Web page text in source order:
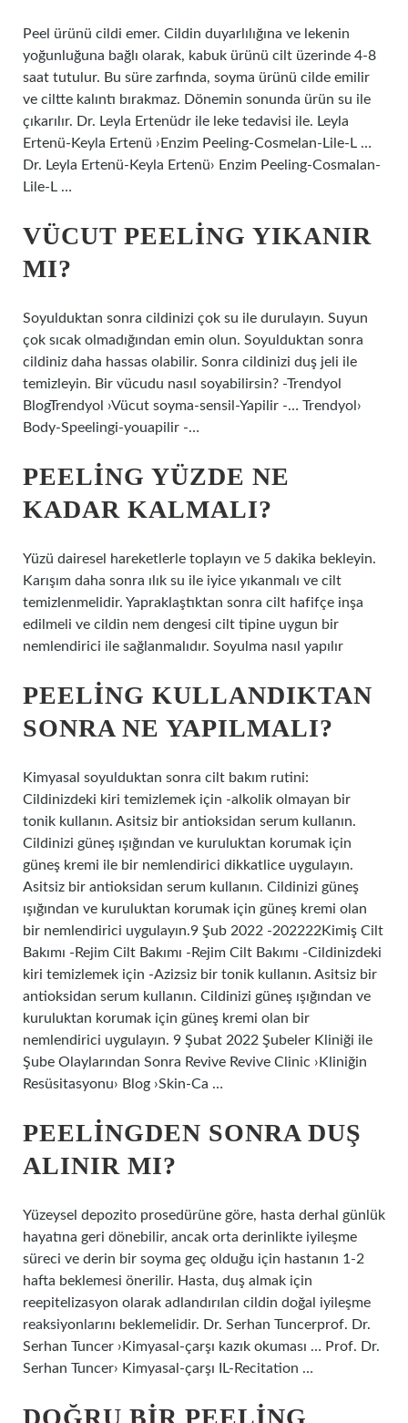
Peel ürünü cildi emer. Cildin duyarlılığına ve lekenin
yoğunluğuna bağlı olarak, kabuk ürünü cilt üzerinde 4-8
saat tutulur. Bu süre zarfında, soyma ürünü cilde emilir
ve ciltte kalıntı bırakmaz. Dönemin sonunda ürün su ile
çıkarılır. Dr. Leyla Ertenüdr ile leke tedavisi ile. Leyla
Ertenü-Keyla Ertenü ›Enzim Peeling-Cosmelan-Lile-L …
Dr. Leyla Ertenü-Keyla Ertenü› Enzim Peeling-Cosmalan-
Lile-L …
VÜCUT PEELING YIKANIR
MI?
Soyulduktan sonra cildinizi çok su ile durulayın. Suyun
çok sıcak olmadığından emin olun. Soyulduktan sonra
cildiniz daha hassas olabilir. Sonra cildinizi duş jeli ile
temizleyin. Bir vücudu nasıl soyabilirsin? -Trendyol
BlogTrendyol ›Vücut soyma-sensil-Yapilir -… Trendyol›
Body-Speelingi-youapilir -…
PEELING YÜZDE NE
KADAR KALMALI?
Yüzü dairesel hareketlerle toplayın ve 5 dakika bekleyin.
Karışım daha sonra ılık su ile iyice yıkanmalı ve cilt
temizlenmelidir. Yapraklaştıktan sonra cilt hafifçe inşa
edilmeli ve cildin nem dengesi cilt tipine uygun bir
nemlendirici ile sağlanmalıdır. Soyulma nasıl yapılır
PEELING KULLANDIKTAN
SONRA NE YAPILMALI?
Kimyasal soyulduktan sonra cilt bakım rutini:
Cildinizdeki kiri temizlemek için -alkolik olmayan bir
tonik kullanın. Asitsiz bir antioksidan serum kullanın.
Cildinizi güneş ışığından ve kuruluktan korumak için
güneş kremi ile bir nemlendirici dikkatlice uygulayın.
Asitsiz bir antioksidan serum kullanın. Cildinizi güneş
ışığından ve kuruluktan korumak için güneş kremi olan
bir nemlendirici uygulayın.9 Şub 2022 -202222Kimiş Cilt
Bakımı -Rejim Cilt Bakımı -Rejim Cilt Bakımı -Cildinizdeki
kiri temizlemek için -Azizsiz bir tonik kullanın. Asitsiz bir
antioksidan serum kullanın. Cildinizi güneş ışığından ve
kuruluktan korumak için güneş kremi olan bir
nemlendirici uygulayın. 9 Şubat 2022 Şubeler Kliniği ile
Şube Olaylarından Sonra Revive Revive Clinic ›Kliniğin
Resüsitasyonu› Blog ›Skin-Ca …
PEELINGDEN SONRA DUŞ
ALINIR MI?
Yüzeysel depozito prosedürüne göre, hasta derhal günlük
hayatına geri dönebilir, ancak orta derinlikte iyileşme
süreci ve derin bir soyma geç olduğu için hastanın 1-2
hafta beklemesi önerilir. Hasta, duş almak için
reepitelizasyon olarak adlandırılan cildin doğal iyileşme
reaksiyonlarını beklemelidir. Dr. Serhan Tuncerprof. Dr.
Serhan Tuncer ›Kimyasal-çarşı kazık okuması … Prof. Dr.
Serhan Tuncer› Kimyasal-çarşı IL-Recitation …
DOĞRU BIR PEELING